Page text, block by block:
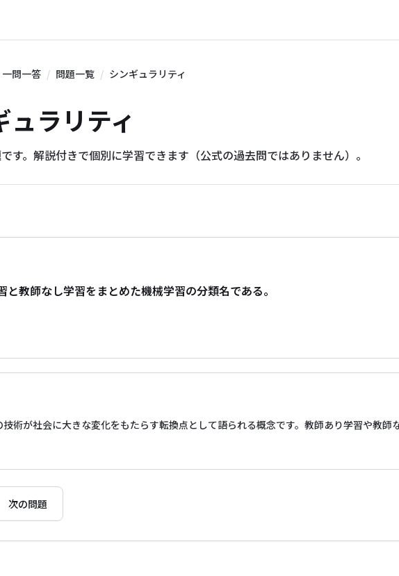
一問一答 問題一覧 シンギュラリティ
ラリティ
す。解説付きで個別に学習できます（公式の過去問ではありません）。
教師なし学習をまとめた機械学習の分類名である。
術が社会に大きな変化をもたらす転換点として語られる概念です。教師あり学習や教師
次の問題